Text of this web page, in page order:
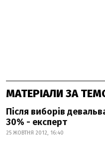
МАТЕРІАЛИ ЗА
Після виборів
30% - експерт
25 ЖОВТНЯ 2012, 16:40